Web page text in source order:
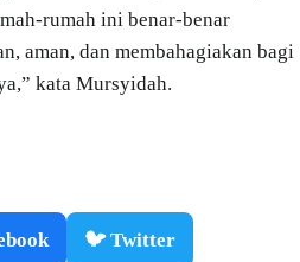
rumah ini benar-benar
aman, dan membahagiakan bagi
kata Mursyidah.
🐦 Twitter